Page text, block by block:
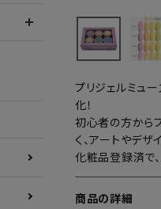
プリジェルミュ
化！
初心者の方から
く、アートやデザ
化粧品登録済で
商品の詳細